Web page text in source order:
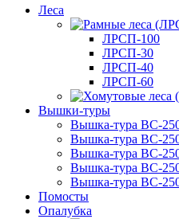
Леса
ЛРСП-100
ЛРСП-30
ЛРСП-40
ЛРСП-60
Вышки-туры
Вышка-тура ВС-
Вышка-тура ВС-
Вышка-тура ВС-
Вышка-тура ВС-
Вышка-тура ВС-
Помосты
Опалубка